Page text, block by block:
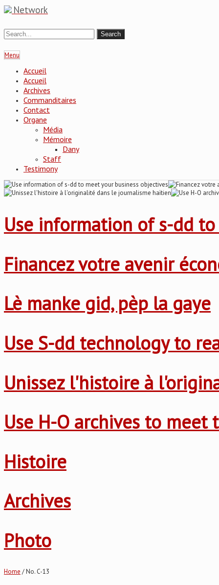
Network
Menu
Accueil
Accueil
Archives
Commanditaires
Contact
Organe
Média
Mémoire
Dany
Staff
Testimony
Use information of s-dd
Financez votre avenir
Lè manke gid, pèp la gaye
Use S-dd technology to
Unissez l'histoire à
Use H-O archives to meet
Histoire
Archives
Photo
Home / No. C-13